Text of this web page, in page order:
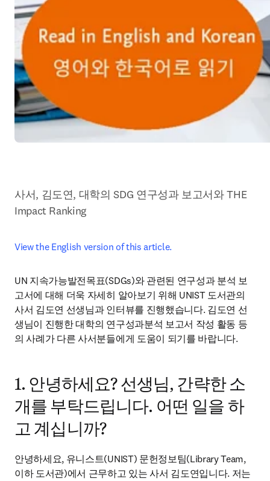
사서, 김도연, 대학의 SDG 연구성과 보고서와 THE
Impact Ranking
View the English version of this article.
UN 지속가능발전목표(SDGs)와 관련된 연구성과 분석 보
고서에 대해 더욱 자세히 알아보기 위해 UNIST 도서관의
사서 김도연 선생님과 인터뷰를 진행했습니다. 김도연 선
생님이 진행한 대학의 연구성과분석 보고서 작성 활동 등
의 사례가 다른 사서분들에게 도움이 되기를 바랍니다.
1. 안녕하세요? 선생님, 간략한 소
개를 부탁드립니다. 어떤 일을 하
고 계십니까?
안녕하세요, 유니스트(UNIST) 문헌정보팀(Library Team,
이하 도서관)에서 근무하고 있는 사서 김도연입니다. 저는